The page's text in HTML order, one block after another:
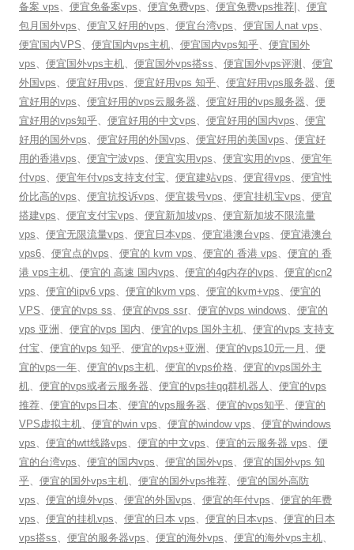
备案 vps、 便宜免备案vps、 便宜免费vps、 便宜免费vps推荐| 、 便宜
包月国外vps、 便宜又好用的vps、 便宜台湾vps、 便宜国人nat vps、
便宜国内VPS、 便宜国内vps主机、 便宜国内vps知乎、 便宜国外
vps、 便宜国外vps主机、 便宜国外vps搭ss、 便宜国外vps评测 、 便宜
外国vps、 便宜好用vps、 便宜好用vps 知乎、 便宜好用vps服务器、 便
宜好用的vps、 便宜好用的vps云服务器、 便宜好用的vps服务器、 便
宜好用的vps知乎、 便宜好用的中文vps、 便宜好用的国内vps、 便宜
好用的国外vps、 便宜好用的外国vps、 便宜好用的美国vps、 便宜好
用的香港vps、 便宜宁波vps、 便宜实用vps、 便宜实用的vps、 便宜年
付vps、 便宜年付vps支持支付宝、 便宜建站vps、 便宜得vps、 便宜性
价比高的vps、 便宜抗投诉vps、 便宜拨号vps、 便宜挂机宝vps、 便宜
搭建vps、 便宜支付宝vps、 便宜新加坡vps、 便宜新加坡不限流量
vps、 便宜无限流量vps、 便宜日本vps、 便宜港澳台vps、 便宜港澳台
vps6、 便宜点的vps、 便宜的 kvm vps、 便宜的 香港 vps、 便宜的 香
港 vps主机、 便宜的 高速 国内vps、 便宜的4g内存的vps、 便宜的cn2
vps、 便宜的ipv6 vps、 便宜的kvm vps、 便宜的kvm+vps、 便宜的
VPS、 便宜的vps ss、 便宜的vps ssr、 便宜的vps windows、 便宜的
vps 亚洲 、 便宜的vps 国内、 便宜的vps 国外主机、 便宜的vps 支持支
付宝、 便宜的vps 知乎、 便宜的vps+亚洲 、 便宜的vps10元一月 、 便
宜的vps一年、 便宜的vps主机、 便宜的vps价格、 便宜的vps国外主
机、 便宜的vps或者云服务器、 便宜的vps挂qq群机器人 、 便宜的vps
推荐、 便宜的vps日本、 便宜的vps服务器、 便宜的vps知乎、 便宜的
VPS虚拟主机、 便宜的win vps、 便宜的window vps、 便宜的windows
vps、 便宜的wtt线路vps、 便宜的中文vps、 便宜的云服务器 vps、 便
宜的台湾vps、 便宜的国内vps、 便宜的国外vps、 便宜的国外vps 知
乎、 便宜的国外vps主机、 便宜的国外vps推荐、 便宜的国外高防
vps、 便宜的境外vps、 便宜的外国vps、 便宜的年付vps、 便宜的年费
vps、 便宜的挂机vps、 便宜的日本 vps、 便宜的日本vps、 便宜的日本
vps搭ss、 便宜的服务器vps、 便宜的海外vps、 便宜的海外vps主机、